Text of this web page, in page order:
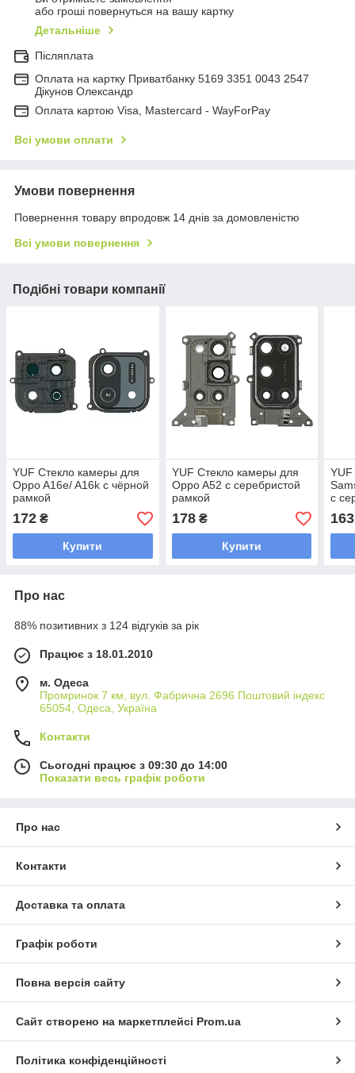
або гроші повернуться на вашу картку
Детальніше
Післяплата
Оплата на картку Приватбанку 5169 3351 0043 2547
Дікунов Олександр
Оплата картою Visa, Mastercard - WayForPay
Всі умови оплати
Умови повернення
Повернення товару впродовж 14 днів за домовленістю
Всі умови повернення
Подібні товари компанії
YUF Стекло камеры для
Oppo A16e/ A16k с чёрной
рамкой
172 ₴
Купити
YUF Стекло камеры для
Oppo A52 с серебристой
рамкой
178₴
Купити
с
163
Про нас
88% позитивних з 124 відгуків за рік
Працює з 18.01.2010
м. Одеса
Промринок 7 км, вул. Фабрична 2696 Поштовий індекс
65054, Одеса, Україна
Контакти
Сьогодні працює з 09:30 до 14:00
Показати весь графік роботи
Про нас
Контакти
Доставка та оплата
Графік роботи
Повна версія сайту
Сайт створено на маркетплейсі Prom.ua
Політика конфіденційності